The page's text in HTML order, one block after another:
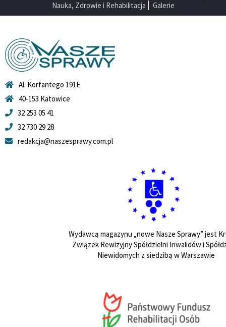
Nauka, Zdrowie i Rehabilitacja
Galerie
Al. Korfantego 191E
40-153 Katowice
32 253 05 41
32 730 29 28
redakcja@naszesprawy.com.pl
Wydawcą magazynu „nowe Nasze Sprawy” jest
Związek Rewizyjny Spółdzielni Inwalidów i
Niewidomych z siedzibą w Warszawie